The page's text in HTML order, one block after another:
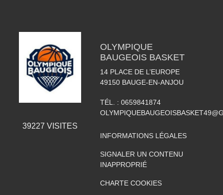
39227 VISITES
OLYMPIQUE
BAUGEOIS BASKET
14 PLACE DE L’EUROPE
49150 BAUGE-EN-ANJOU
TÉL. : 0659841874
INFORMATIONS LÉGALES
SIGNALER UN CONTENU
INAPPROPRIÉ
CHARTE COOKIES